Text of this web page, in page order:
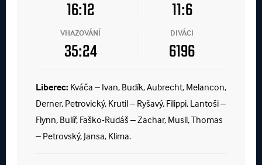
16:12 11:6
VHAZOVÁNÍ
35:24
DIVÁCI
6196
Liberec: Kváča – Ivan, Budík, Aubrecht, Melancon,
Derner, Petrovický, Krutil – Ryšavý, Filippi, Lantoši –
Flynn, Bulíř, Faško-Rudáš – Zachar, Musil, Thomas
– Petrovský, Jansa, Klima.